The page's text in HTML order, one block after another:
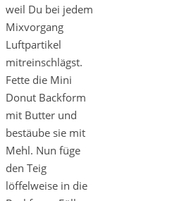
weil Du bei jedem
Mixvorgang
Luftpartikel
mitreinschlägst.
Fette die Mini
Donut Backform
mit Butter und
bestäube sie mit
Mehl. Nun füge
den Teig
löffelweise in die